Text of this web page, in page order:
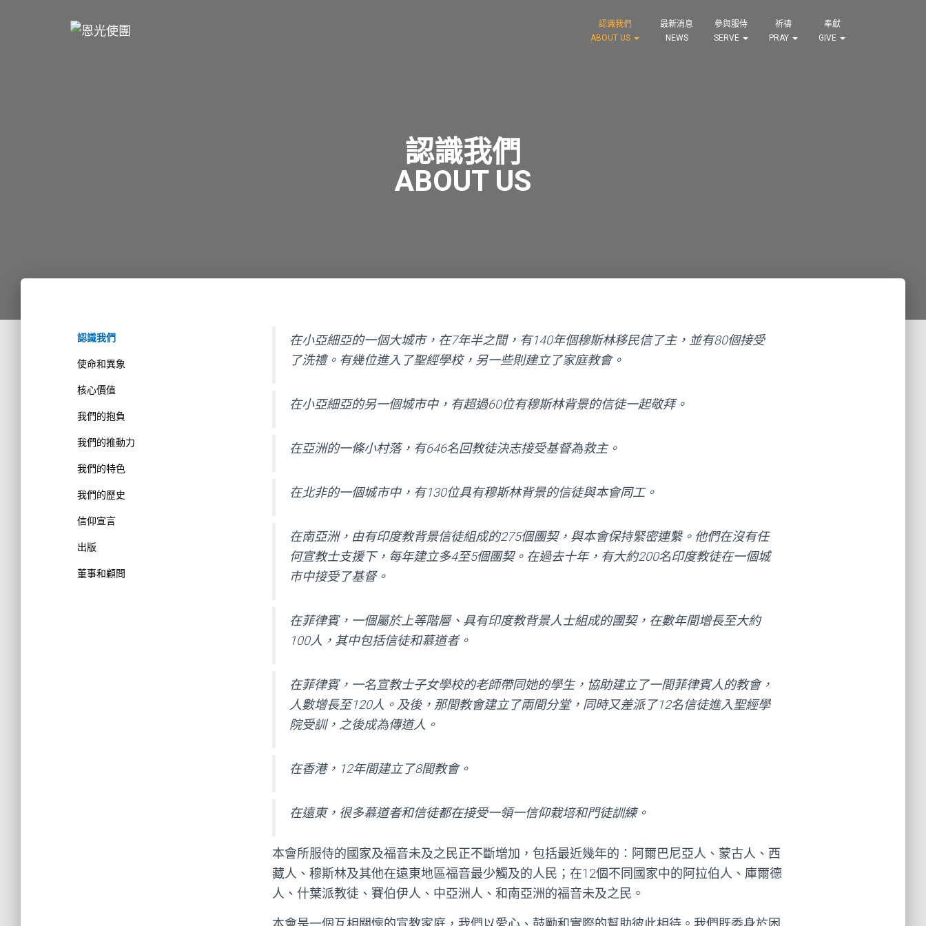
認識我們
ABOUT US
最新消息
NEWS
參與服侍
SERVE
祈禱
PRAY
奉獻
GIVE
認識我們
ABOUT US
認識我們
使命和異象
核心價值
我們的抱負
我們的推動力
我們的特色
我們的歷史
信仰宣言
出版
董事和顧問
在小亞細亞的一個大城市，在7年半之間，有140年個穆斯林移民信了主，並有80個接受
了洗禮。有幾位進入了聖經學校，另一些則建立了家庭教會。
在小亞細亞的另一個城市中，有超過60位有穆斯林背景的信徒一起敬拜。
在亞洲的一條小村落，有646名回教徒決志接受基督為救主。
在北非的一個城市中，有130位具有穆斯林背景的信徒與本會同工。
在南亞洲，由有印度教背景信徒組成的275個團契，與本會保持緊密連繫。他們在沒有任
何宣教士支援下，每年建立多4至5個團契。在過去十年，有大約200名印度教徒在一個城
市中接受了基督。
在菲律賓，一個屬於上等階層、具有印度教背景人士組成的團契，在數年間增長至大約
100人，其中包括信徒和慕道者。
在菲律賓，一名宣教士子女學校的老師帶同她的學生，協助建立了一間菲律賓人的教會，
人數增長至120人。及後，那間教會建立了兩間分堂，同時又差派了12名信徒進入聖經學
院受訓，之後成為傳道人。
在香港，12年間建立了8間教會。
在遠東，很多慕道者和信徒都在接受一領一信仰栽培和門徒訓練。
本會所服侍的國家及福音未及之民正不斷增加，包括最近幾年的：阿爾巴尼亞人、蒙古人、西
藏人、穆斯林及其他在遠東地區福音最少觸及的人民；在12個不同國家中的阿拉伯人、庫爾德
人、什葉派教徒、賽伯伊人、中亞洲人、和南亞洲的福音未及之民。